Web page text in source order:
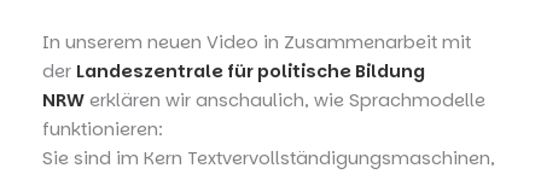
In unserem neuen Video in Zusammenarbeit mit
der Landeszentrale für politische Bildung
NRWerklären wir anschaulich, wie Sprachmodelle
funktionieren:
Sie sind im Kern Textvervollständigungsmaschinen,